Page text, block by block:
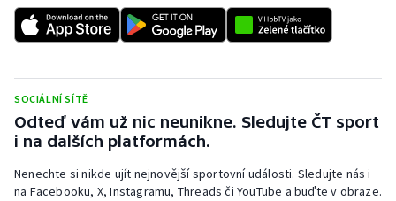
Rychlostní kanoistika
Sportovní střelba
Stolní tenis
Triatlon
SOCIÁLNÍ SÍTĚ
Odteď vám už nic neunikne. Sledujte ČT sport
i na dalších platformách.
Nenechte si nikde ujít nejnovější sportovní události. Sledujte nás i
na Facebooku, X, Instagramu, Threads či YouTube a buďte v obraze.